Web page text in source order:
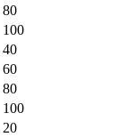
80
100
40
60
80
100
20